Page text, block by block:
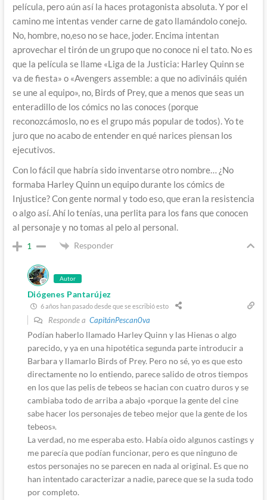
película, pero aún así la haces protagonista absoluta. Y por el
camino me intentas vender carne de gato llamándolo conejo.
No, hombre, no,eso no se hace, joder. Encima intentan
aprovechar el tirón de un grupo que no conoce ni el tato. No es
que la película se llame «Liga de la Justicia: Harley Quinn se
va de fiesta» o «Avengers assemble: a que no adivináis quién
se une al equipo», no, Birds of Prey, que a menos que seas un
enteradillo de los cómics no las conoces (porque
reconozcámoslo, no es el grupo más popular de todos). Yo te
juro que no acabo de entender en qué narices piensan los
ejecutivos.
Con lo fácil que habría sido inventarse otro nombre… ¿No
formaba Harley Quinn un equipo durante los cómics de
Injustice? Con gente normal y todo eso, que eran la resistencia
o algo así. Ahí lo tenías, una perlita para los fans que conocen
al personaje y no tomas al pelo al personal.
1 Responder
Autor
Diógenes Pantarújez
6 años han pasado desde que se escribió esto
Responde a CapitánPescan0va
Podían haberlo llamado Harley Quinn y las Hienas o algo
parecido, y ya en una hipotética segunda parte introducir a
Barbara y llamarlo Birds of Prey. Pero no sé, yo es que esto
directamente no lo entiendo, parece salido de otros tiempos
en los que las pelis de tebeos se hacian con cuatro duros y se
cambiaba todo de arriba a abajo «porque la gente del cine
sabe hacer los personajes de tebeo mejor que la gente de los
tebeos».
La verdad, no me esperaba esto. Había oido algunos castings y
me parecía que podían funcionar, pero es que ninguno de
estos personajes no se parecen en nada al original. Es que no
han intentado caracterizar a nadie, parece que se la suda todo
por completo.